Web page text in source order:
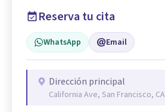
Reserva tu cita
WhatsApp Email
Dirección principal
California Ave, San Francisco,